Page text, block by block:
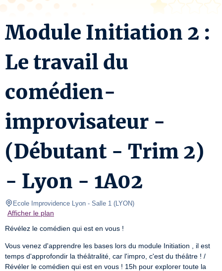
Module Initiation 2 :
Le travail du
comédien-
improvisateur -
(Débutant - Trim 2)
- Lyon - 1A02
Ecole Improvidence Lyon - Salle 1 (LYON)
Afficher le plan
Révélez le comédien qui est en vous !
Vous venez d'apprendre les bases lors du module Initiation , il est
temps d'approfondir la théâtralité, car l'impro, c'est du théâtre ! /
Révéler le comédien qui est en vous ! 15h pour explorer toute la